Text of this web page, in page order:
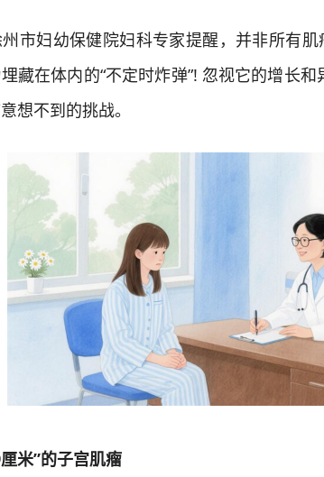
妇幼保健院妇科专家提醒，并非所有肌
藏在体内的“不定时炸弹”! 忽视它的增长
想不到的挑战。
”的子宫肌瘤